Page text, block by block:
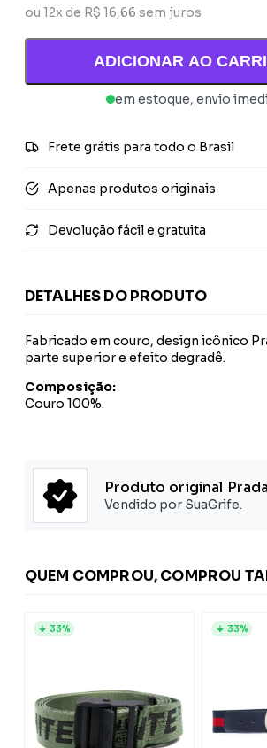
ou 12x de R$ 16,66 sem juros
ADICIONAR AO
em estoque, envio
Frete grátis para todo o Brasil
Apenas produtos originais
Devolução fácil e gratuita
DETALHES DO PRODUTO
Fabricado em couro, design icônico
parte superior e efeito degradê.
Composição:
Couro 100%.
Produto original Prada
Vendido por SuaGrife.
QUEM COMPROU, COMPROU
33% 33%